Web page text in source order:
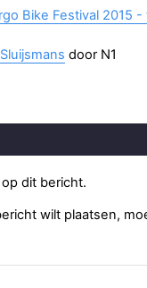
Bike Festival 2015 -
door N1
dit bericht.
wilt plaatsen,